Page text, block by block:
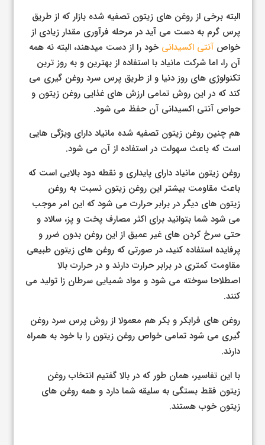
البته برخی از روغن های زیتون تصفیه شده بازار که از طریق
پرس گرم به دست می آید در مرحله فرآوری مقدار زیادی از
خواصآنتی اکسیدانی خود را از دست میدهند، البته نه همه
آن را، اما شرکت مانیاد با استفاده از بهترین و به روز ترین
تکنولوژی های روز دنیا و از طریق پرس سرد روغن گیری می
کند که در این روش تمامی ارزش های غذایی روغن زیتون و
حواص آنتی اکسیدانی آن حفظ می شود.
هم چنین روغن زیتون تصفیه شده مانیاد دارای ویژگی هایی
است که باعث سهولت در استفاده از آن می شود.
روغن زیتون مانیاد دارای پایداری و نقطه دود بالایی است که
باعث مقاومت بیشتر این روغن زیتون نسبت به روغن
زیتون های دیگر در برابر حرارت می شود که این امر موجب
می شود شما بتوانید برای اکثر مصارف پخت و پز، سالاد و
حتی سرخ کردن های غیر عمیق از این روغن بدون ضرر و
پرفایده استفاده کنید، در صورتی که روغن های زیتون طبیعی
مقاومت کمتری در برابر حرارت دارند و در حرارت بالا
اصطلاحا سوخته می شود و مواد شمیایی سرطان زا تولید می
کنند.
روغن های فرابکر و بکر هم معمولا از روش پرس سرد روغن
گیری می شود تمامی خواص روغن زیتون را با خود به همراه
دارند.
با این تفاسیر، همان طور که در بالا گفتیم انتخاب روغن
زیتون فقط بستگی به سلیقه شما دارد و همه روغن های
زیتون خوب هستند.